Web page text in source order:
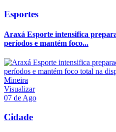
Esportes
Araxá Esporte intensifica
períodos e mantém foco...
Visualizar
07 de Ago
Cidade